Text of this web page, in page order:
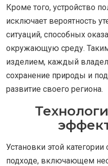
Кроме того, устройство
исключает вероятность
ситуаций, способных
окружающую среду.
изделием, каждый
сохранение природы и
развитие своего региона.
Установки этой
подходе, включающем